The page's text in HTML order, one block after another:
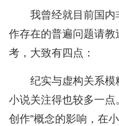
我曾经就目前国
作存在的普遍问题请
考，大致有四点：
纪实与虚构关系
小说关注得也较多一点
创作”概念的影响，在